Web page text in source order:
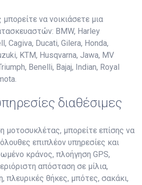
να νοικιάσετε μια
BMW, Harley
Cagiva, Ducati, Gilera, Honda,
KTM, Husqvarna, Jawa, MV
Benelli, Bajaj, Indian, Royal
διαθέσιμες
μοτοσυκλέτας, μπορείτε επίσης να
επιπλέον υπηρεσίες και
κράνος, πλοήγηση GPS,
απόσταση σε μίλια,
πλευρικές θήκες, μπότες, σακάκι,